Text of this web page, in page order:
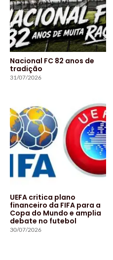
Nacional FC 82 anos de
tradição
31/07/2026
UEFA critica plano
financeiro da FIFA para a
Copa do Mundo e amplia
debate no futebol
30/07/2026